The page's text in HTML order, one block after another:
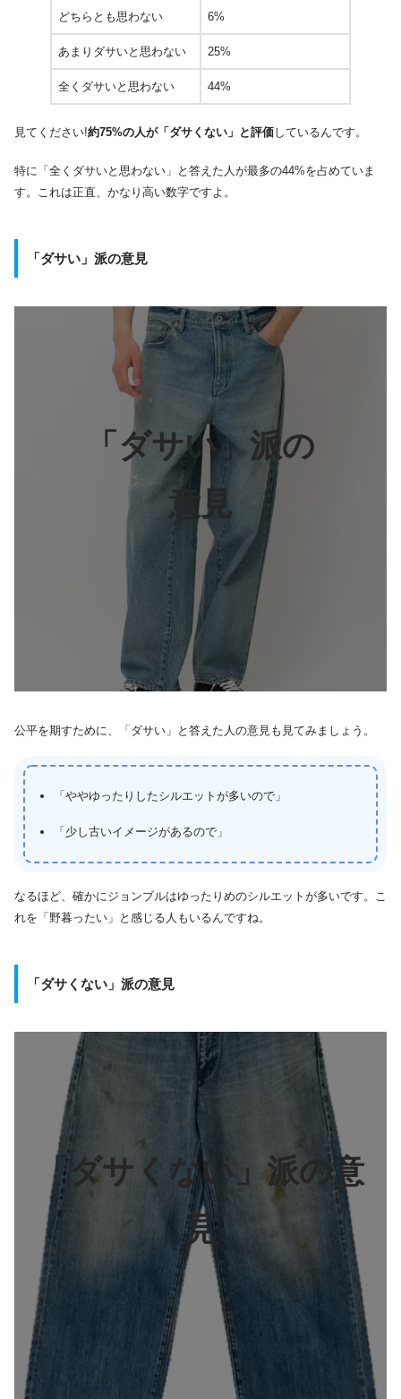
どちらとも思わない 6%
あまりダサいと思わない 25%
全くダサいと思わない 44%
見てください!約75%の人が「ダサくない」と評価しているんです。
特に「全くダサいと思わない」と答えた人が最多の44%を占めていま
す。これは正直、かなり高い数字ですよ。
「ダサい」派の意見
「ダサい」派の
意見
公平を期すために、「ダサい」と答えた人の意見も見てみましょう。
「ややゆったりしたシルエットが多いので」
「少し古いイメージがあるので」
なるほど、確かにジョンブルはゆったりめのシルエットが多いです。こ
れを「野暮ったい」と感じる人もいるんですね。
「ダサくない」派の意見
「ダサくない」派の意
見